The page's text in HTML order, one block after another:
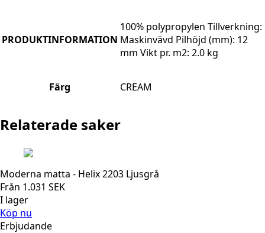
PRODUKTINFORMATION
100% polypropylen Tillverkning:
Maskinvävd Pilhöjd (mm): 12
mm Vikt pr. m2: 2.0 kg
Färg CREAM
Relaterade saker
Moderna matta - Helix 2203 Ljusgrå
Från 1.031 SEK
I lager
Köp nu
Erbjudande